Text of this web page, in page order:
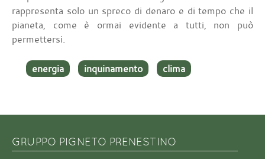
rappresenta solo un spreco di denaro e di tempo che il
pianeta, come è ormai evidente a tutti, non può
permettersi.
energia inquinamento clima
GRUPPO PIGNETO PRENESTINO